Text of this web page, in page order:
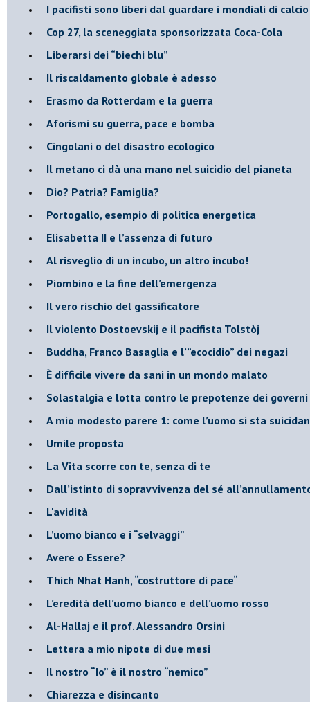
​I pacifisti sono liberi dal guardare i mondiali di
​Cop 27, la sceneggiata sponsorizzata Coca-Cola
​Liberarsi dei “biechi blu”
Il riscaldamento globale è adesso
​Erasmo da Rotterdam e la guerra
​Aforismi su guerra, pace e bomba
Cingolani o del disastro ecologico
​Il metano ci dà una mano nel suicidio del pianeta
​Dio? Patria? Famiglia?
Portogallo, esempio di politica energetica
​Elisabetta II e l’assenza di futuro
Al risveglio di un incubo, un altro incubo!
​Piombino e la fine dell’emergenza
​Il vero rischio del gassificatore
​Il violento Dostoevskij e il pacifista Tolstòj
​Buddha, Franco Basaglia e l’”ecocidio” dei negazi
​È difficile vivere da sani in un mondo malato
Solastalgia e lotta contro le prepotenze dei
​A mio modesto parere 1: come l’uomo si sta
​Umile proposta
​La Vita scorre con te, senza di te
​Dall’istinto di sopravvivenza del sé
L'avidità
​L’uomo bianco e i “selvaggi”
​Avere o Essere?
​Thich Nhat Hanh, “costruttore di pace“
​L’eredità dell’uomo bianco e dell’uomo rosso
Al-Hallaj e il prof. Alessandro Orsini
​Lettera a mio nipote di due mesi
​Il nostro “Io” è il nostro “nemico”
​Chiarezza e disincanto